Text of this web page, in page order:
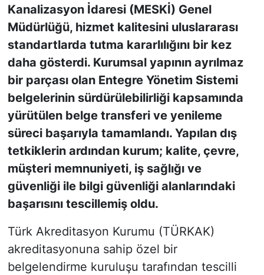
Kanalizasyon İdaresi (MESKİ) Genel
Müdürlüğü, hizmet kalitesini uluslararası
standartlarda tutma kararlılığını bir kez
daha gösterdi. Kurumsal yapının ayrılmaz
bir parçası olan Entegre Yönetim Sistemi
belgelerinin sürdürülebilirliği kapsamında
yürütülen belge transferi ve yenileme
süreci başarıyla tamamlandı. Yapılan dış
tetkiklerin ardından kurum; kalite, çevre,
müşteri memnuniyeti, iş sağlığı ve
güvenliği ile bilgi güvenliği alanlarındaki
başarısını tescillemiş oldu.
Türk Akreditasyon Kurumu (TÜRKAK)
akreditasyonuna sahip özel bir
belgelendirme kuruluşu tarafından tescilli